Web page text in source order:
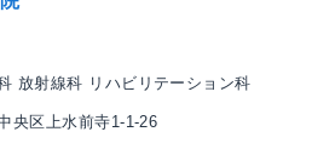
放射線科 リハビリテーション科
央区上水前寺1-1-26